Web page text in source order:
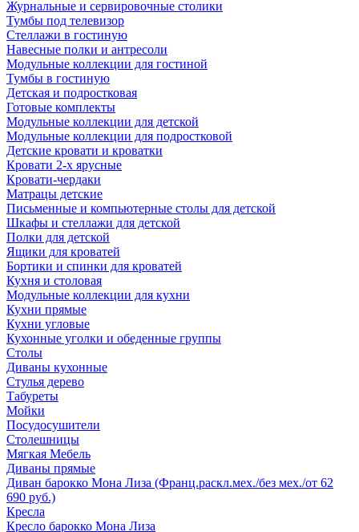
Журнальные и сервировочные столики
Тумбы под телевизор
Стеллажи в гостиную
Навесные полки и антресоли
Модульные коллекции для гостиной
Тумбы в гостиную
Детская и подростковая
Готовые комплекты
Модульные коллекции для детской
Модульные коллекции для подростковой
Детские кровати и кроватки
Кровати 2-х ярусные
Кровати-чердаки
Матрацы детские
Письменные и компьютерные столы для детской
Шкафы и стеллажи для детской
Полки для детской
Ящики для кроватей
Бортики и спинки для кроватей
Кухня и столовая
Модульные коллекции для кухни
Кухни прямые
Кухни угловые
Кухонные уголки и обеденные группы
Столы
Диваны кухонные
Стулья дерево
Табуреты
Мойки
Посудосушители
Столешницы
Мягкая Мебель
Диваны прямые
Диван барокко Мона Лиза (Франц.раскл.мех./без мех./от 62
690 руб.)
Кресла
Кресло барокко Мона Лиза